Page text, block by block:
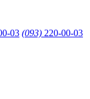
03 (093) 220-00-03